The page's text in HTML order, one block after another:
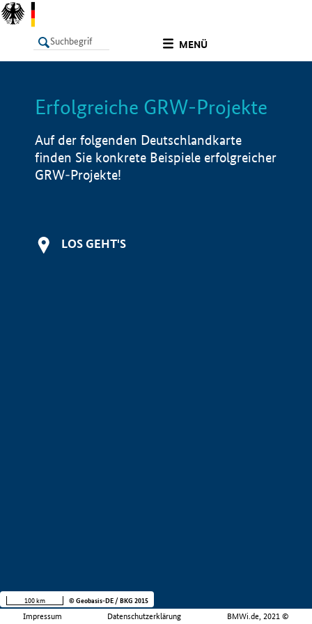
MENÜ
LISTE Info
Erfolgreiche GRW-Projekte
Auf der folgenden Deutschlandkarte
finden Sie konkrete Beispiele erfolgreicher
GRW-Projekte!
LOS GEHT'S
Impressum Datenschutzerklärung BMWi.de, 2021 ©
100 km © Geobasis-DE / BKG 2015